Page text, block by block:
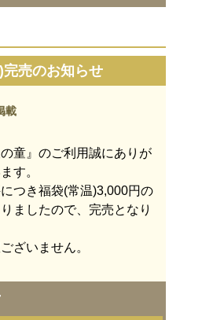
売のお知らせ
載
童』のご利用誠にありが
す。
つき福袋(常温)3,000円の
ましたので、完売となり
ざいません。